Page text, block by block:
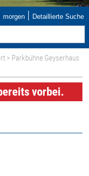
morgen | Detaillierte Suche
> Parkbühne Geyserhaus
vorbei.